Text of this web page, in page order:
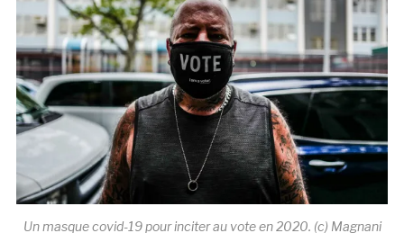
Un masque covid-19 pour inciter au vote en 2020. (c) Magnani